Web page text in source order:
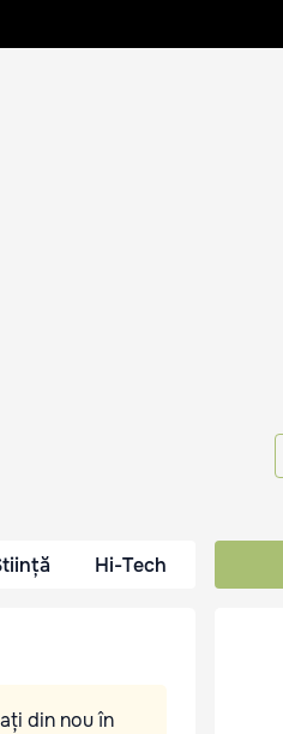
Hi-Tech
din nou în